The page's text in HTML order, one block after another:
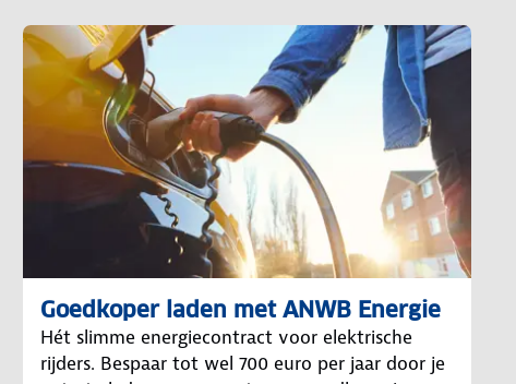
Goedkoper laden met ANWB Energie
Hét slimme energiecontract voor elektrische
rijders. Bespaar tot wel 700 euro per jaar door je